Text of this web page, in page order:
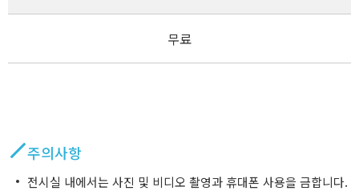
무료
주의사항
전시실 내에서는 사진 및 비디오 촬영과 휴대폰 사용을 금합니다.